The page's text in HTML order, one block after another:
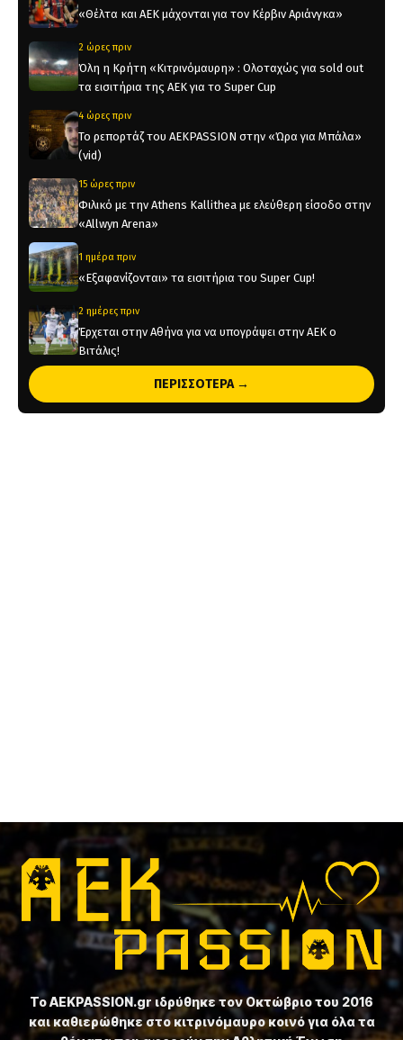
«Θέλτα και ΑΕΚ μάχονται για τον Κέρβιν Αριάνγκα»
2 ώρες πριν
Όλη η Κρήτη «Κιτρινόμαυρη» : Ολοταχώς για sold out
τα εισιτήρια της ΑΕΚ για το Super Cup
4 ώρες πριν
Το ρεπορτάζ του AEKPASSION στην «Ώρα για Μπάλα»
(vid)
15 ώρες πριν
Φιλικό με την Athens Kallithea με ελεύθερη είσοδο στην
«Allwyn Arena»
1 ημέρα πριν
«Εξαφανίζονται» τα εισιτήρια του Super Cup!
2 ημέρες πριν
Έρχεται στην Αθήνα για να υπογράψει στην ΑΕΚ ο
Βιτάλις!
Ολοκληρώνεται μέσα στην ημέρα η μεταγραφή του
ΠΕΡΙΣΣΟΤΕΡΑ →
Το ⁦AEKPASSION.gr⁩ ιδρύθηκε τον Οκτώβριο του 2016
και καθιερώθηκε στο κιτρινόμαυρο κοινό για όλα τα